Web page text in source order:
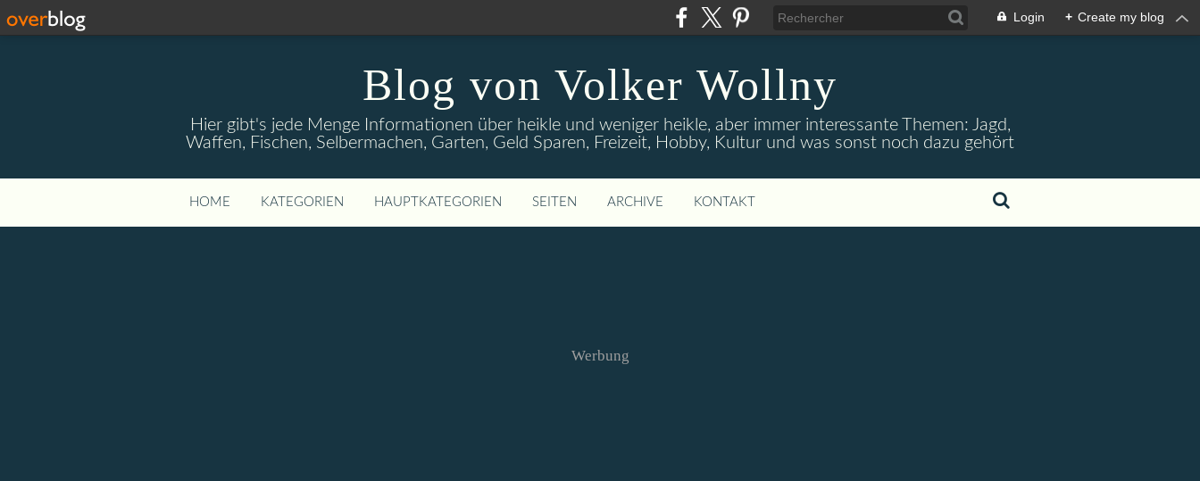
Login + Create my blog
Blog von Volker Wollny
Hier gibt's jede Menge Informationen über heikle und weniger heikle, aber immer interessante Themen: Jagd,
Waffen, Fischen, Selbermachen, Garten, Geld Sparen, Freizeit, Hobby, Kultur und was sonst noch dazu gehört
HOME KATEGORIEN HAUPTKATEGORIEN SEITEN ARCHIVE KONTAKT
Werbung